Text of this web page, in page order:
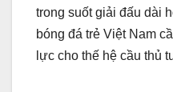
trong suốt giải đấu dài
bóng đá trẻ Việt Nam
lực cho thế hệ cầu thủ